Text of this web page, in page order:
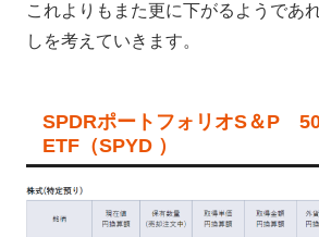
これよりもまた更に下がるようであ
しを考えていきます。
SPDRポートフォリオS＆P
ETF（SPYD ）